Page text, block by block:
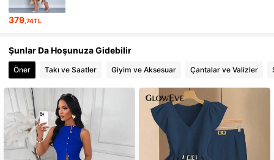
379 ,74TL
Şunlar Da Hoşunuza Gidebilir
Öner Takı ve Saatler Giyim ve Aksesuar Çantalar ve Valizler